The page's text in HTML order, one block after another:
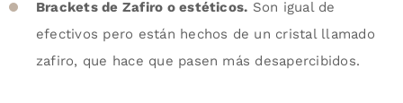
Brackets de Zafiro o estéticos. Son igual de
efectivos pero están hechos de un cristal llamado
zafiro, que hace que pasen más desapercibidos.